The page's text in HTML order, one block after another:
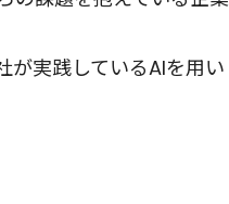
が実践しているAIを用い